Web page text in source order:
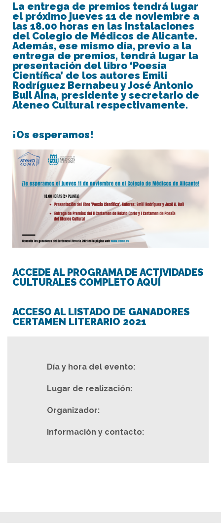
La entrega de premios tendrá lugar
el próximo jueves 11 de noviembre a
las 18.00 horas en las instalaciones
del Colegio de Médicos de Alicante.
Además, ese mismo día, previo a la
entrega de premios, tendrá lugar la
presentación del libro ‘Poesía
Científica’ de los autores Emili
Rodríguez Bernabeu y José Antonio
Buil Aina, presidente y secretario de
Ateneo Cultural respectivamente.
¡Os esperamos!
ACCEDE AL PROGRAMA DE ACTIVIDADES
CULTURALES COMPLETO AQUÍ
ACCESO AL LISTADO DE GANADORES
CERTAMEN LITERARIO 2021
Día y hora del evento:
Lugar de realización:
Organizador:
Información y contacto: